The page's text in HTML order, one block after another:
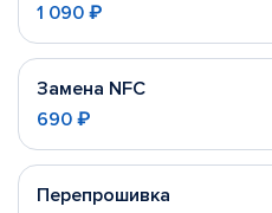
1 090 ₽
Замена NFC
690 ₽
Перепрошивка